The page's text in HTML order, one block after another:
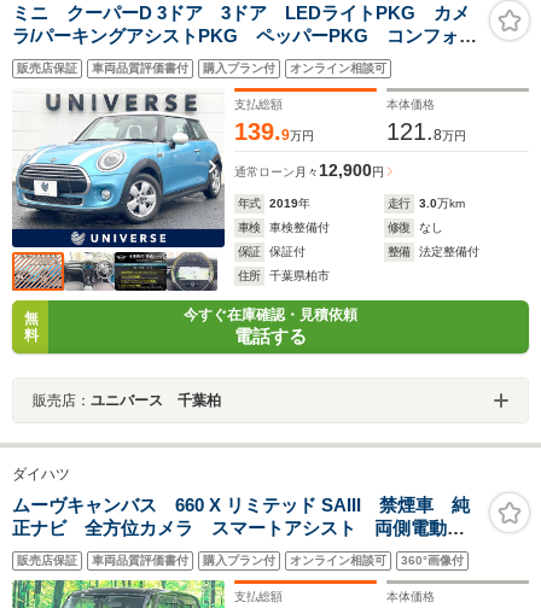
ミニ クーパーD 3ドア 3ドア LEDライトPKG カメ
ラ/パーキングアシストPKG ペッパーPKG コンフォー
トアクセス 純正ナビ リアビューカメラ パークディ
スタンスコントロール LEDヘッドランプ ETC 禁煙
販売店保証 車両品質評価書付 購入プラン付 オンライン相談可
支払総額
139.9万円
本体価格
121.8万円
通常ローン 月々 12,900円
年式 2019年 走行 3.0万km
車検
車検整備付 修復
なし
保証
保証付 整備
法定整備付
住所
千葉県柏市
無
料
今すぐ在庫確認・見積依頼
電話する
販売店： ユニバース 千葉柏
ダイハツ
ムーヴキャンバス 660 X リミテッド SAIII 禁煙車 純
正ナビ 全方位カメラ スマートアシスト 両側電動ド
ア コーナーセンサー オートハイビーム/ライト
Bluetooth接続 ステアリングスイッチ ETC アイドリ
ングストップ スマートキー
販売店保証 車両品質評価書付 購入プラン付 オンライン相談可 360°画像付
支払総額 本体価格